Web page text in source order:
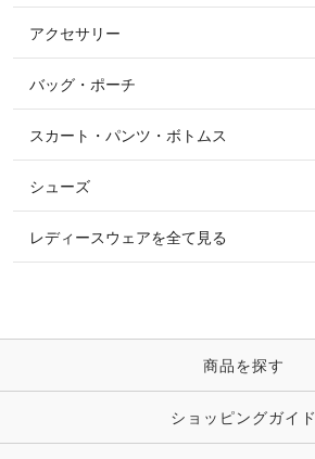
ニット・セーター
シャツ・ブラウス・ワンピース
ショーシャツ
すべてのファッション雑貨
ソックス
ベルト
時計・財布・キーケース・革小物
キーホルダー・チャーム・ストラップ
アクセサリー
すべてのアクセサリー
リング
ピアス・イヤリング
ピン・ブローチ・コサージュ
その他 アクセサリー
バッグ・ポーチ
スカート・パンツ・ボトムス
シューズ
レディースウェアを全て見る
商品を探す
ショッピングガイド